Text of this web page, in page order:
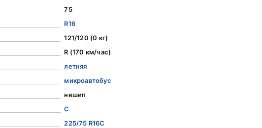
75
R16
121/120 (0 кг)
R (170 км/час)
летняя
микроавтобус
нешип
C
225/75 R16C